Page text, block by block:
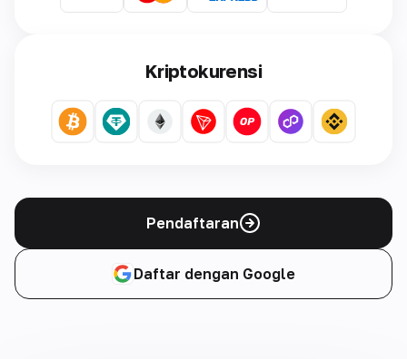
Kriptokurensi
Pendaftaran
Daftar dengan Google